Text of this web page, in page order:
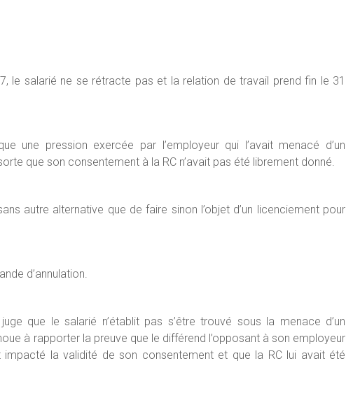
le salarié ne se rétracte pas et la relation de travail prend fin le 31
une pression exercée par l’employeur qui l’avait menacé d’un
que son consentement à la RC n’avait pas été librement donné.
autre alternative que de faire sinon l’objet d’un licenciement pour
d’annulation.
que le salarié n’établit pas s’être trouvé sous la menace d’un
à rapporter la preuve que le différend l’opposant à son employeur
la validité de son consentement et que la RC lui avait été